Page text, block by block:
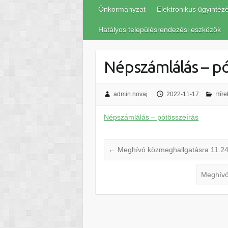
Önkormányzat Elektronikus
Hatályos településrendezési eszközök
Népszámlálás –
admin.novaj 2022-11-17
Népszámlálás – pótösszeírás
← Meghívó közmeghallgatásra